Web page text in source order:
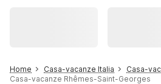
Home Casa-vacanze Italia
Casa-
Casa-vacanze Rhêmes-Saint-Georges